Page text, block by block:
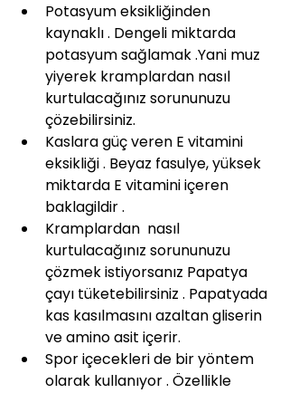
Potasyum eksikliğinden
kaynaklı . Dengeli miktarda
potasyum sağlamak .Yani muz
yiyerek kramplardan nasıl
kurtulacağınız sorununuzu
çözebilirsiniz.
Kaslara güç veren E vitamini
eksikliği . Beyaz fasulye, yüksek
miktarda E vitamini içeren
baklagildir .
Kramplardan  nasıl
kurtulacağınız sorununuzu
çözmek istiyorsanız Papatya
çayı tüketebilirsiniz . Papatyada
kas kasılmasını azaltan gliserin
ve amino asit içerir.
Spor içecekleri de bir yöntem
olarak kullanıyor . Özellikle